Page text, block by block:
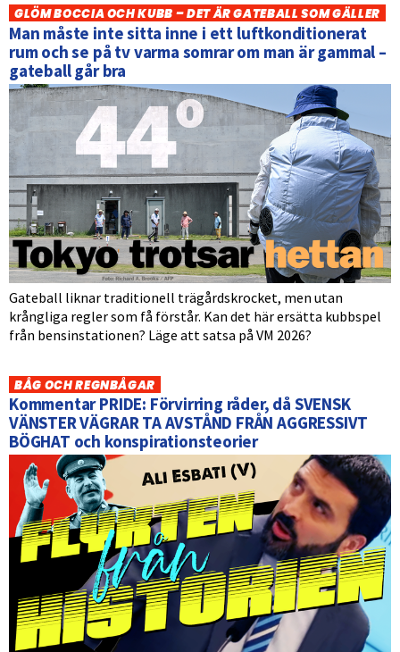
GLÖM BOCCIA OCH KUBB – DET ÄR GATEBALL SOM GÄLLER
Man måste inte sitta inne i ett luftkonditionerat
rum och se på tv varma somrar om man är gammal –
gateball går bra
Gateball liknar traditionell trägårdskrocket, men utan
krångliga regler som få förstår. Kan det här ersätta kubbspel
från bensinstationen? Läge att satsa på VM 2026?
BÅG OCH REGNBÅGAR
Kommentar PRIDE: Förvirring råder, då SVENSK
VÄNSTER VÄGRAR TA AVSTÅND FRÅN AGGRESSIVT
BÖGHAT och konspirationsteorier